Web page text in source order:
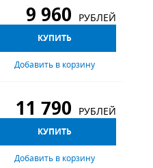
9 960 РУБЛЕЙ
КУПИТЬ
Добавить в корзину
11 790 РУБЛЕЙ
КУПИТЬ
Добавить в корзину